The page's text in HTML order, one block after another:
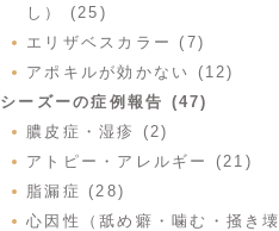
し） (25)
エリザベスカラー (7)
アポキルが効かない (12)
シーズーの症例報告 (47)
膿皮症・湿疹 (2)
アトピー・アレルギー (21)
脂漏症 (28)
心因性（舐め癖・噛む・掻き壊